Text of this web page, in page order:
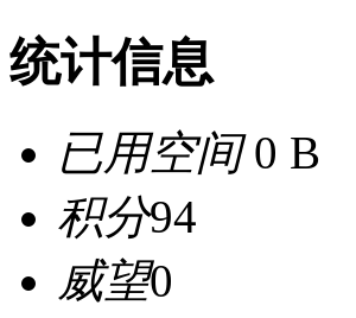
统计信息
已用空间0 B
积分94
威望0